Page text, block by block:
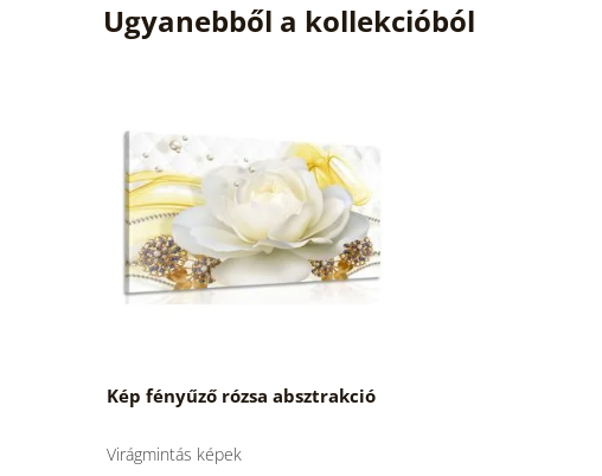
Ugyanebből a kollekcióból
Kép fényűző rózsa absztrakció
Virágmintás képek